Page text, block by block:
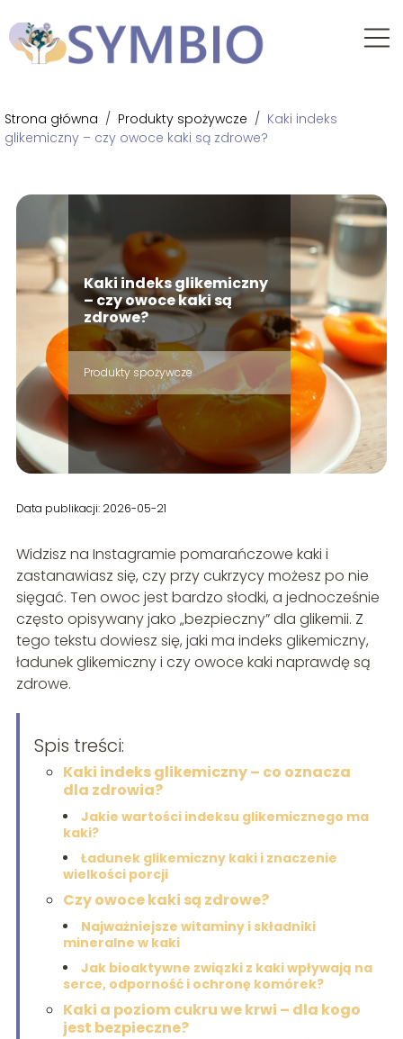
Strona główna / Produkty spożywcze / Kaki indeks
glikemiczny – czy owoce kaki są zdrowe?
Kaki indeks glikemiczny
– czy owoce kaki są
zdrowe?
Produkty spożywcze
Data publikacji: 2026-05-21
Widzisz na Instagramie pomarańczowe kaki i
zastanawiasz się, czy przy cukrzycy możesz po nie
sięgać. Ten owoc jest bardzo słodki, a jednocześnie
często opisywany jako „bezpieczny” dla glikemii. Z
tego tekstu dowiesz się, jaki ma indeks glikemiczny,
ładunek glikemiczny i czy owoce kaki naprawdę są
zdrowe.
Spis treści:
Kaki indeks glikemiczny – co oznacza
dla zdrowia?
Jakie wartości indeksu glikemicznego ma
kaki?
Ładunek glikemiczny kaki i znaczenie
wielkości porcji
Czy owoce kaki są zdrowe?
Najważniejsze witaminy i składniki
mineralne w kaki
Jak bioaktywne związki z kaki wpływają na
serce, odporność i ochronę komórek?
Kaki a poziom cukru we krwi – dla kogo
jest bezpieczne?